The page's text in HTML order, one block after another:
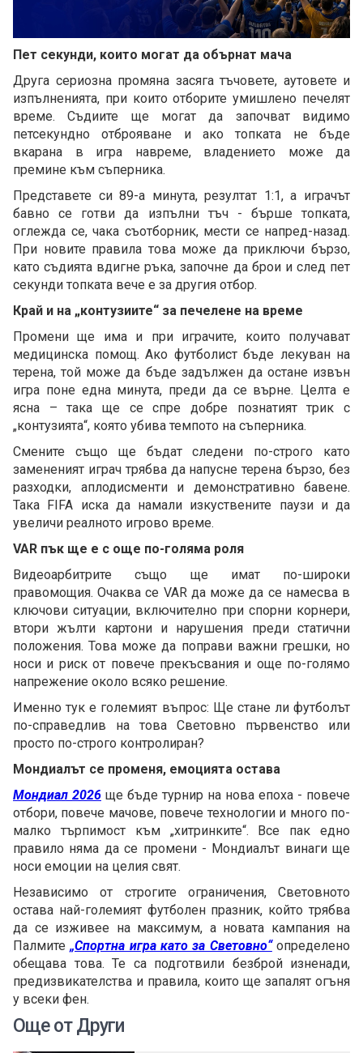
Пет секунди, които могат да обърнат мача
Друга сериозна промяна засяга тъчовете, аутовете и
изпълненията, при които отборите умишлено печелят
време. Съдиите ще могат да започват видимо
петсекундно отброяване и ако топката не бъде
вкарана в игра навреме, владението може да
премине към съперника.
Представете си 89-а минута, резултат 1:1, а играчът
бавно се готви да изпълни тъч - бърше топката,
оглежда се, чака съотборник, мести се напред-назад.
При новите правила това може да приключи бързо,
като съдията вдигне ръка, започне да брои и след пет
секунди топката вече е за другия отбор.
Край и на „контузиите“ за печелене на време
Промени ще има и при играчите, които получават
медицинска помощ. Ако футболист бъде лекуван на
терена, той може да бъде задължен да остане извън
игра поне една минута, преди да се върне. Целта е
ясна – така ще се спре добре познатият трик с
„контузията“, която убива темпото на съперника.
Смените също ще бъдат следени по-строго като
замененият играч трябва да напусне терена бързо, без
разходки, аплодисменти и демонстративно бавене.
Така FIFA иска да намали изкуствените паузи и да
увеличи реалното игрово време.
VAR пък ще е с още по-голяма роля
Видеоарбитрите също ще имат по-широки
правомощия. Очаква се VAR да може да се намесва в
ключови ситуации, включително при спорни корнери,
втори жълти картони и нарушения преди статични
положения. Това може да поправи важни грешки, но
носи и риск от повече прекъсвания и още по-голямо
напрежение около всяко решение.
Именно тук е големият въпрос: Ще стане ли футболът
по-справедлив на това Световно първенство или
просто по-строго контролиран?
Мондиалът се променя, емоцията остава
Мондиал 2026 ще бъде турнир на нова епоха - повече
отбори, повече мачове, повече технологии и много по-
малко търпимост към „хитринките“. Все пак едно
правило няма да се промени - Мондиалът винаги ще
носи емоции на целия свят.
Независимо от строгите ограничения, Световното
остава най-големият футболен празник, който трябва
да се изживее на максимум, а новата кампания на
Палмите„Спортна игра като за Световно“определено
обещава това. Те са подготвили безброй изненади,
предизвикателства и правила, които ще запалят огъня
у всеки фен.
Още от Други